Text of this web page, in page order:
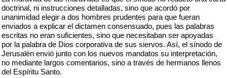
doctrinal, ni instrucciones detalladas, sino que acordó por
unanimidad elegir a dos hombres prudentes para que fueran
enviados a explicar el dictamen consensuado, pues las palabras
escritas no eran suficientes, sino que necesitaban ser apoyadas
por la palabra de Dios corporativa de sus siervos. Así, el sínodo de
Jerusalén envió junto con los nuevos mandatos su interpretación,
no mediante largos comentarios, sino a través de hermanos llenos
del Espíritu Santo.